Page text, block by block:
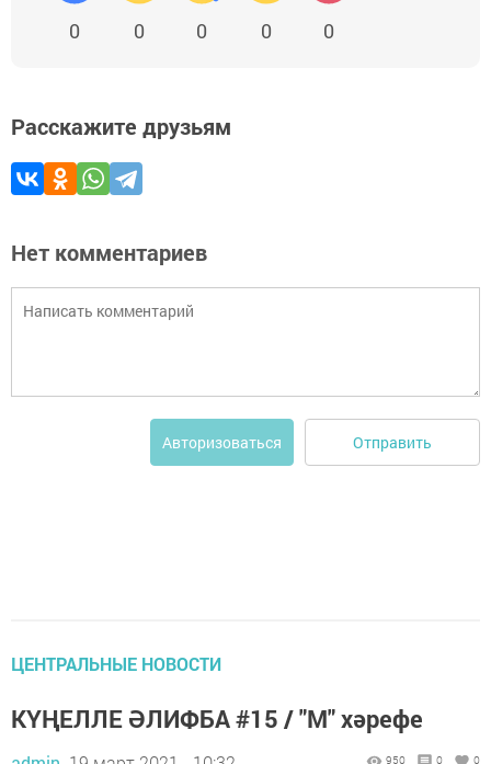
0 0 0 0 0
Расскажите друзьям
Нет комментариев
Авторизоваться Отправить
ЦЕНТРАЛЬНЫЕ НОВОСТИ
КҮҢЕЛЛЕ ӘЛИФБА #15 / "М" хәрефе
950 0 0